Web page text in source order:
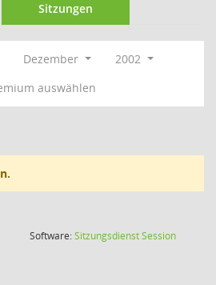
Sitzungen
Dezember
2002
auswählen
Software:SitzungsdienstSession(Wird in